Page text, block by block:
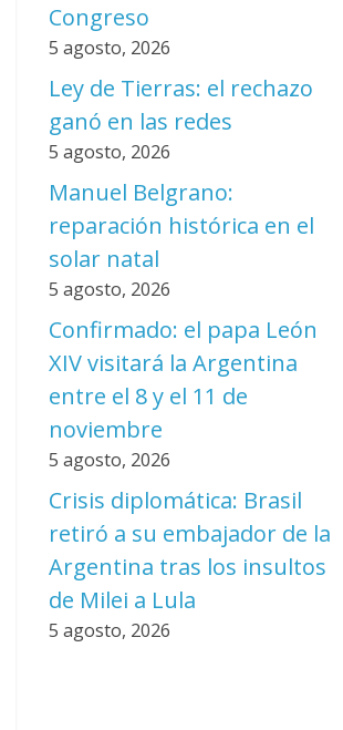
Congreso
5 agosto, 2026
Ley de Tierras: el rechazo
ganó en las redes
5 agosto, 2026
Manuel Belgrano:
reparación histórica en el
solar natal
5 agosto, 2026
Confirmado: el papa León
XIV visitará la Argentina
entre el 8 y el 11 de
noviembre
5 agosto, 2026
Crisis diplomática: Brasil
retiró a su embajador de la
Argentina tras los insultos
de Milei a Lula
5 agosto, 2026